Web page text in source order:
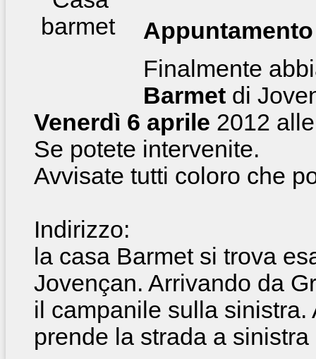
Finalmente
Barmet di
Venerdì 6 aprile 2012
Se potete intervenite.
Avvisate tutti coloro che
Indirizzo:
la casa Barmet si trova
Jovençan. Arrivando da
il campanile sulla
prende la strada a